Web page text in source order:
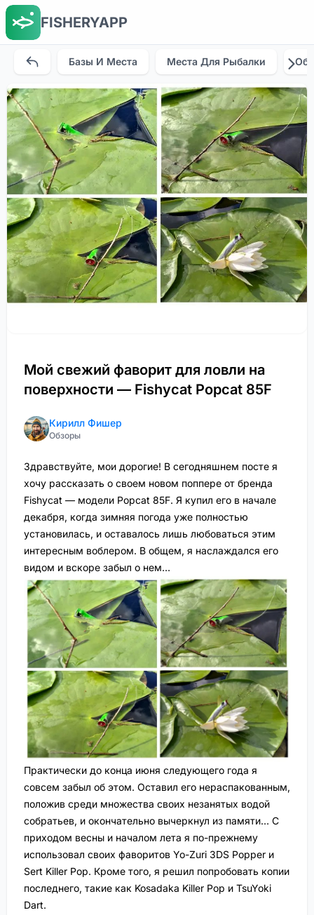
FISHERYAPP
Базы И Места Места Для Рыбалки
Мой свежий фаворит для ловли на
поверхности — Fishycat Popcat 85F
Кирилл Фишер
Обзоры
Здравствуйте, мои дорогие! В сегодняшнем посте я
хочу рассказать о своем новом поппере от бренда
Fishycat — модели Popcat 85F. Я купил его в начале
декабря, когда зимняя погода уже полностью
установилась, и оставалось лишь любоваться этим
интересным воблером. В общем, я наслаждался его
видом и вскоре забыл о нем…
Практически до конца июня следующего года я
совсем забыл об этом. Оставил его нераспакованным,
положив среди множества своих незанятых водой
собратьев, и окончательно вычеркнул из памяти… С
приходом весны и началом лета я по-прежнему
использовал своих фаворитов Yo-Zuri 3DS Popper и
Sert Killer Pop. Кроме того, я решил попробовать копии
последнего, такие как Kosadaka Killer Pop и TsuYoki
Dart.